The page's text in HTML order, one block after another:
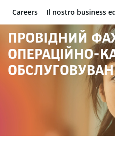
BNP Paribas
Careers Il nostro business
ПРОВІДНИЙ
ОПЕРАЦІЙНО-